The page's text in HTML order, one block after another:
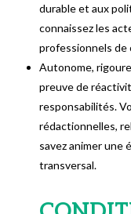
durable et aux
connaissez les
professionnels de
Autonome,
preuve de
responsabilités.
rédactionnelles,
savez animer une
transversal.